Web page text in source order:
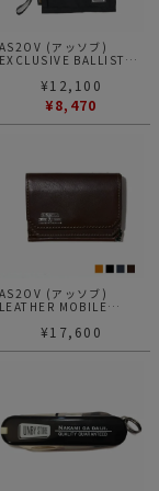
AS2OV (アッソブ)
EXCLUSIVE BALLISTIC
SHOULDER / ショルダ
ーバック
¥12,100
¥8,470
AS2OV (アッソブ)
LEATHER MOBILE
¥17,600